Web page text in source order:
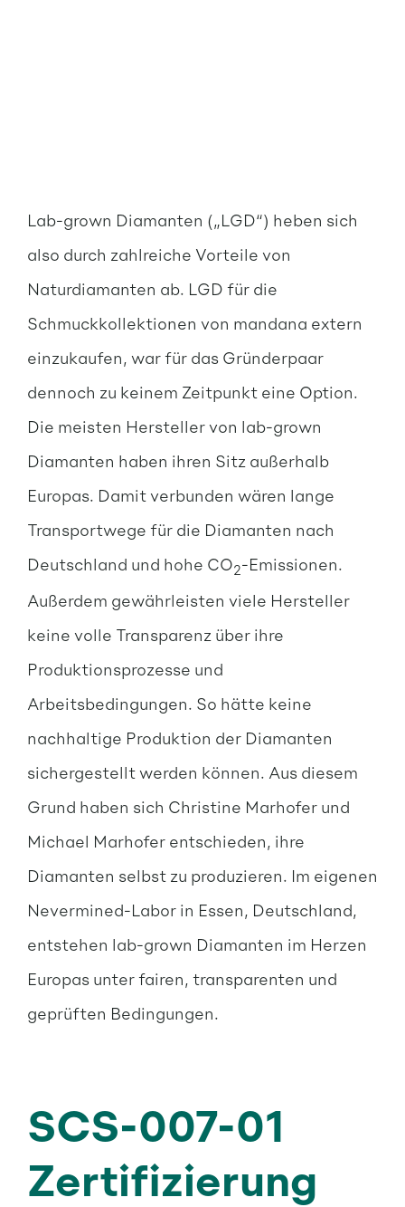
Lab-grown Diamanten („LGD“) heben sich
also durch zahlreiche Vorteile von
Naturdiamanten ab. LGD für die
Schmuckkollektionen von mandana extern
einzukaufen, war für das Gründerpaar
dennoch zu keinem Zeitpunkt eine Option.
Die meisten Hersteller von lab-grown
Diamanten haben ihren Sitz außerhalb
Europas. Damit verbunden wären lange
Transportwege für die Diamanten nach
Deutschland und hohe CO2-Emissionen.
Außerdem gewährleisten viele Hersteller
keine volle Transparenz über ihre
Produktionsprozesse und
Arbeitsbedingungen. So hätte keine
nachhaltige Produktion der Diamanten
sichergestellt werden können. Aus diesem
Grund haben sich Christine Marhofer und
Michael Marhofer entschieden, ihre
Diamanten selbst zu produzieren. Im eigenen
Nevermined-Labor in Essen, Deutschland,
entstehen lab-grown Diamanten im Herzen
Europas unter fairen, transparenten und
geprüften Bedingungen.
SCS-007-01
Zertifizierung